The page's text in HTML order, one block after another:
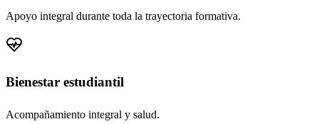
Apoyo integral durante toda la trayectoria formativa.
Bienestar estudiantil
Acompañamiento integral y salud.